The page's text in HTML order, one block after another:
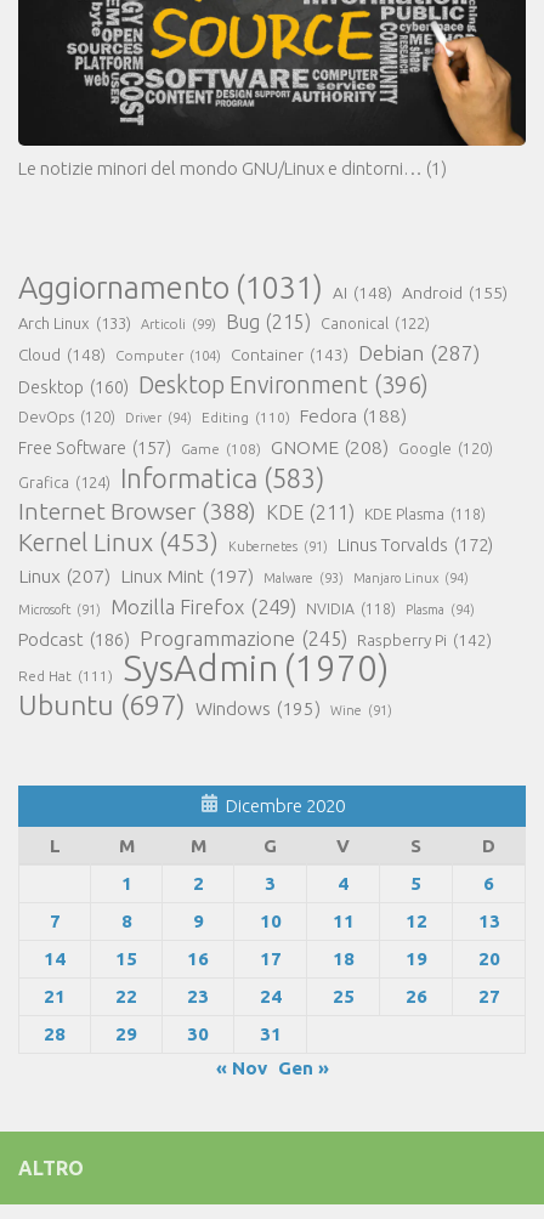
Le notizie minori del mondo GNU/Linux e dintorni… (1)
Aggiornamento (1031) AI (148) Android (155)
Arch Linux (133) Articoli (99) Bug (215) Canonical (122)
Cloud (148) Computer (104) Container (143) Debian (287)
Desktop (160) Desktop Environment (396)
DevOps (120) Driver (94) Editing (110) Fedora (188)
Free Software (157) Game (108) GNOME (208) Google (120)
Grafica (124) Informatica (583)
Internet Browser (388) KDE (211) KDE Plasma (118)
Kernel Linux (453) Kubernetes (91) Linus Torvalds (172)
Linux (207) Linux Mint (197) Malware (93) Manjaro Linux (94)
Microsoft (91) Mozilla Firefox (249) NVIDIA (118) Plasma (94)
Podcast (186) Programmazione (245) Raspberry Pi (142)
Red Hat (111) SysAdmin (1970)
Ubuntu (697) Windows (195) Wine (91)
Dicembre 2020
L
M M G V S
D
1
2 3 4 5
6
7
8 9 10 11 12
13
14
15 16 17 18 19
20
21
22 23 24 25 26
27
28
29 30
31
« Nov
Gen »
ALTRO